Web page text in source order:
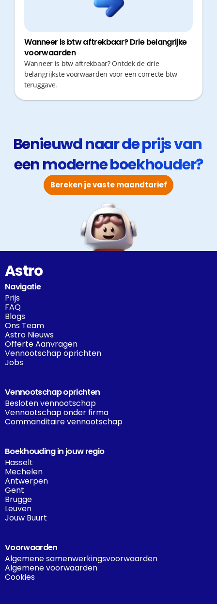
Wanneer is btw aftrekbaar? Drie belangrijke
voorwaarden
Wanneer is btw aftrekbaar? Ontdek de drie
belangrijkste voorwaarden voor een correcte btw-
teruggave.
Benieuwd naar de prijs van
een moderne boekhouder?
Bereken je vaste maandtarief
Astro
Navigatie
Prijs
FAQ
Blogs
Ons Team
Astro Nieuws
Offerte Aanvragen
Vennootschap oprichten
Jobs
Vennootschap oprichten
Besloten vennootschap
Vennootschap onder firma
Commanditaire vennootschap
Boekhouding in jouw regio
Hasselt
Mechelen
Antwerpen
Gent
Brugge
Leuven
Jouw Buurt
Voorwaarden
Algemene samenwerkingsvoorwaarden
Algemene voorwaarden
Cookies